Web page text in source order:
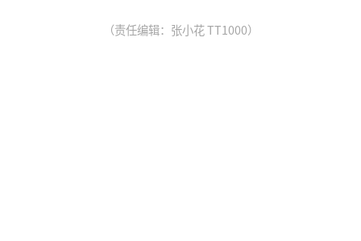
（责任编辑：张小花 TT1000）